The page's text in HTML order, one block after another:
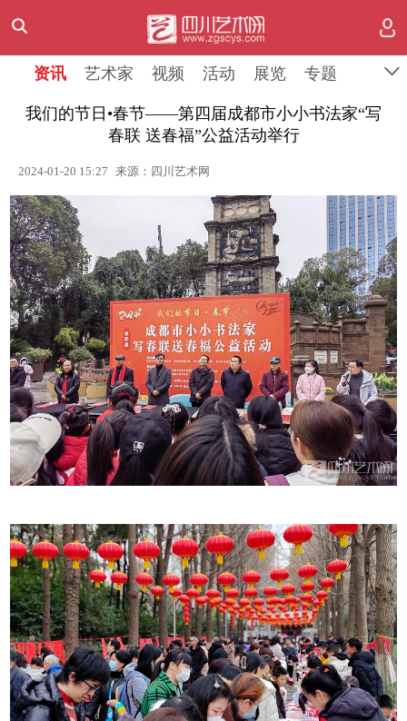
资讯 艺术家 视频 活动 展览 专题
我们的节日•春节——第四届成都市小小书法家“写
春联 送春福”公益活动举行
2024-01-20 15:27 来源：四川艺术网